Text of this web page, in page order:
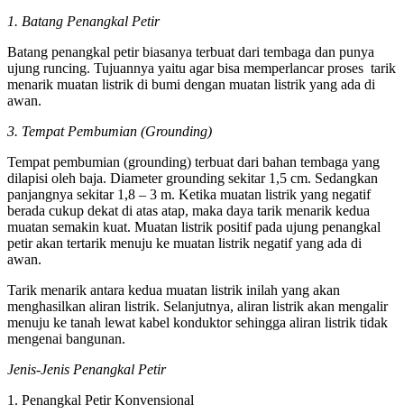
1. Batang Penangkal Petir
Batang penangkal petir biasanya terbuat dari tembaga dan punya
ujung runcing. Tujuannya yaitu agar bisa memperlancar proses tarik
menarik muatan listrik di bumi dengan muatan listrik yang ada di
awan.
3. Tempat Pembumian (Grounding)
Tempat pembumian (grounding) terbuat dari bahan tembaga yang
dilapisi oleh baja. Diameter grounding sekitar 1,5 cm. Sedangkan
panjangnya sekitar 1,8 – 3 m. Ketika muatan listrik yang negatif
berada cukup dekat di atas atap, maka daya tarik menarik kedua
muatan semakin kuat. Muatan listrik positif pada ujung penangkal
petir akan tertarik menuju ke muatan listrik negatif yang ada di
awan.
Tarik menarik antara kedua muatan listrik inilah yang akan
menghasilkan aliran listrik. Selanjutnya, aliran listrik akan mengalir
menuju ke tanah lewat kabel konduktor sehingga aliran listrik tidak
mengenai bangunan.
Jenis-Jenis Penangkal Petir
1. Penangkal Petir Konvensional